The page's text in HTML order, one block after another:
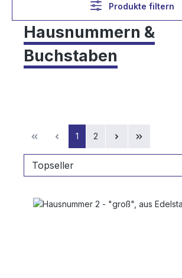
Produkte filtern
Hausnummern &
Buchstaben
Seite
1 Seite
2